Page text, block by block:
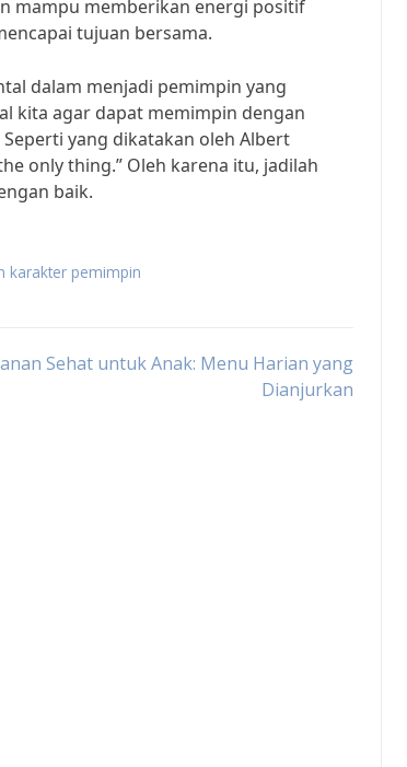
mampu memberikan energi positif
tujuan bersama.
dalam menjadi pemimpin yang
kita agar dapat memimpin dengan
yang dikatakan oleh Albert
only thing.” Oleh karena itu, jadilah
baik.
karakter pemimpin
Sehat untuk Anak: Menu Harian yang
Dianjurkan